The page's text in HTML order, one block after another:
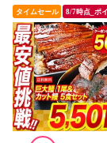
タイムセール 8/7時点_ポ